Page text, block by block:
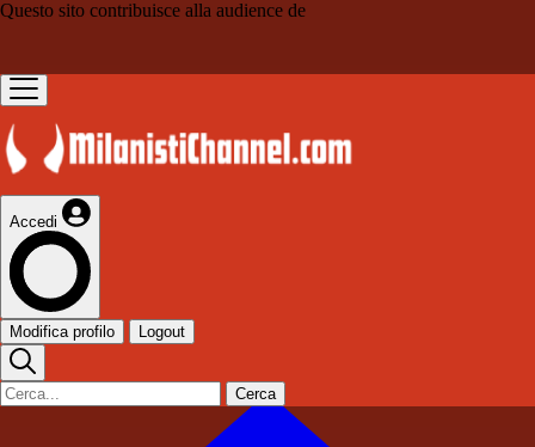
Questo sito contribuisce alla audience de
Accedi
Modifica profilo Logout
Cerca